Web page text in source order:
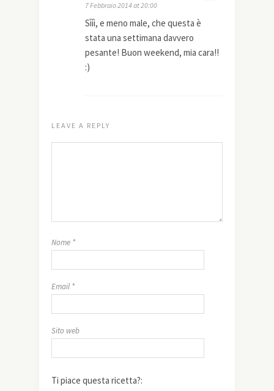
7 Febbraio 2014 at 20:00
Sììì, e meno male, che questa è
stata una settimana davvero
pesante! Buon weekend, mia cara!!
:)
LEAVE A REPLY
Nome *
Email *
Sito web
Ti piace questa ricetta?: